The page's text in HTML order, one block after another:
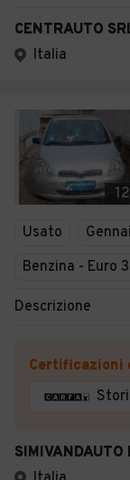
CENTRAUTO
Italia
12
Usato
Benzina - Euro 3
Descrizione
Certificazioni
SIMIVANDAUTO